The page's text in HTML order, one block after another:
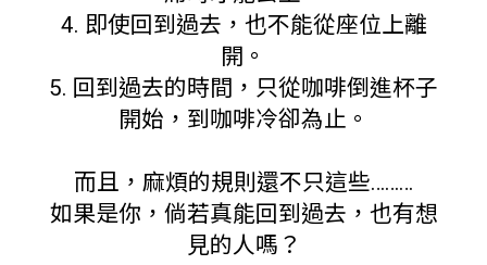
4. 即使回到過去，也不能從座位上離
開。
5. 回到過去的時間，只從咖啡倒進杯子
開始，到咖啡冷卻為止。
而且，麻煩的規則還不只這些………
如果是你，倘若真能回到過去，也有想
見的人嗎？